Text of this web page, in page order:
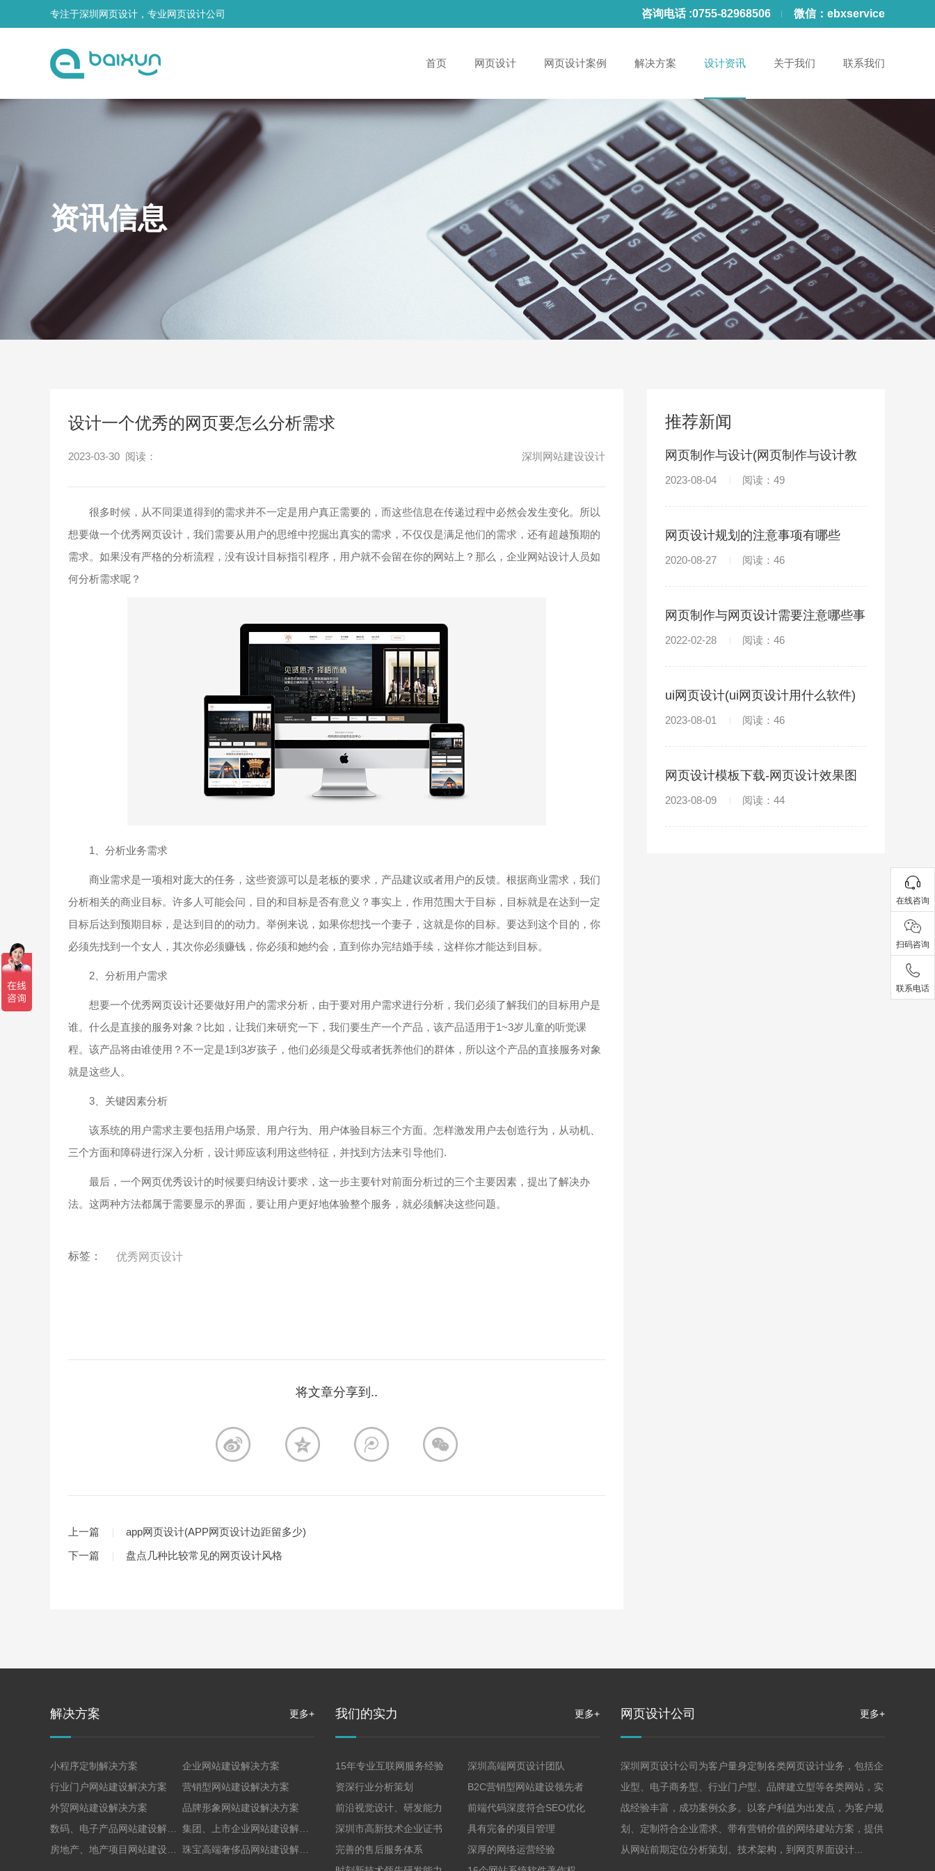
专注于深圳网页设计，专业网页设计公司 咨询电话 :0755-82968506 微信： ebxservice
首页 网页设计 网页设计案例 解决方案 设计资讯 关于我们 联系我们
资讯信息
设计一个优秀的网页要怎么分析需求
2023-03-30 阅读： 深圳网站建设设计
很多时候，从不同渠道得到的需求并不一定是用户真正需要的，而这些信息在传递过程中必然会发生变化。所以
想要做一个优秀网页设计，我们需要从用户的思维中挖掘出真实的需求，不仅仅是满足他们的需求，还有超越预期的
需求。如果没有严格的分析流程，没有设计目标指引程序，用户就不会留在你的网站上？那么，企业网站设计人员如
何分析需求呢？
1、分析业务需求
商业需求是一项相对庞大的任务，这些资源可以是老板的要求，产品建议或者用户的反馈。根据商业需求，我们
分析相关的商业目标。许多人可能会问，目的和目标是否有意义？事实上，作用范围大于目标，目标就是在达到一定
目标后达到预期目标，是达到目的的动力。举例来说，如果你想找一个妻子，这就是你的目标。要达到这个目的，你
必须先找到一个女人，其次你必须赚钱，你必须和她约会，直到你办完结婚手续，这样你才能达到目标。
2、分析用户需求
想要一个优秀网页设计还要做好用户的需求分析，由于要对用户需求进行分析，我们必须了解我们的目标用户是
谁。什么是直接的服务对象？比如，让我们来研究一下，我们要生产一个产品，该产品适用于1~3岁儿童的听觉课
程。该产品将由谁使用？不一定是1到3岁孩子，他们必须是父母或者抚养他们的群体，所以这个产品的直接服务对象
就是这些人。
3、关键因素分析
该系统的用户需求主要包括用户场景、用户行为、用户体验目标三个方面。怎样激发用户去创造行为，从动机、
三个方面和障碍进行深入分析，设计师应该利用这些特征，并找到方法来引导他们.
最后，一个网页优秀设计的时候要归纳设计要求，这一步主要针对前面分析过的三个主要因素，提出了解决办
法。这两种方法都属于需要显示的界面，要让用户更好地体验整个服务，就必须解决这些问题。
标签： 优秀网页设计
将文章分享到..
上一篇
app网页设计(APP网页设计边距留多少)
下一篇
盘点几种比较常见的网页设计风格
推荐新闻
网页制作与设计(网页制作与设计教
程书籍)
2023-08-04 阅读：49
网页设计规划的注意事项有哪些
2020-08-27 阅读：46
网页制作与网页设计需要注意哪些事
项
2022-02-28 阅读：46
ui网页设计(ui网页设计用什么软件)
2023-08-01 阅读：46
网页设计模板下载-网页设计效果图
和图片素材
2023-08-09 阅读：44
解决方案 更多+
小程序定制解决方案
企业网站建设解决方案
行业门户网站建设解决方案
营销型网站建设解决方案
外贸网站建设解决方案
品牌形象网站建设解决方案
我们的实力 更多+
15年专业互联网服务经验
深圳高端网页设计团队
资深行业分析策划
B2C营销型网站建设领先者
前沿视觉设计、研发能力
前端代码深度符合SEO优化
深圳市高新技术企业证书
具有完备的项目管理
完善的售后服务体系
深厚的网络运营经验
网页设计公司 更多+
深圳网页设计公司为客户量身定制各类网页设计业务，包括企
业型、电子商务型、行业门户型、品牌建立型等各类网站，实
战经验丰富，成功案例众多。以客户利益为出发点，为客户规
划、定制符合企业需求、带有营销价值的网络建站方案，提供
从网站前期定位分析策划、技术架构，到网页界面设计...
在线咨询
扫码咨询
联系电话